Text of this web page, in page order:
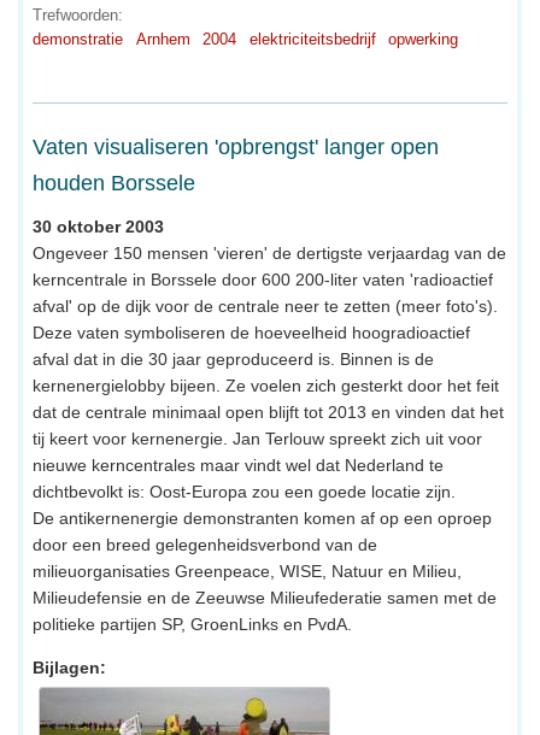
Trefwoorden:
demonstratie
Arnhem 2004 elektriciteitsbedrijf opwerking
Vaten visualiseren 'opbrengst' langer open
houden Borssele
30 oktober 2003
Ongeveer 150 mensen 'vieren' de dertigste verjaardag van de
kerncentrale in Borssele door 600 200-liter vaten 'radioactief
afval' op de dijk voor de centrale neer te zetten (meer foto's).
Deze vaten symboliseren de hoeveelheid hoogradioactief
afval dat in die 30 jaar geproduceerd is. Binnen is de
kernenergielobby bijeen. Ze voelen zich gesterkt door het feit
dat de centrale minimaal open blijft tot 2013 en vinden dat het
tij keert voor kernenergie. Jan Terlouw spreekt zich uit voor
nieuwe kerncentrales maar vindt wel dat Nederland te
dichtbevolkt is: Oost-Europa zou een goede locatie zijn.
De antikernenergie demonstranten komen af op een oproep
door een breed gelegenheidsverbond van de
milieuorganisaties Greenpeace, WISE, Natuur en Milieu,
Milieudefensie en de Zeeuwse Milieufederatie samen met de
politieke partijen SP, GroenLinks en PvdA.
Bijlagen: